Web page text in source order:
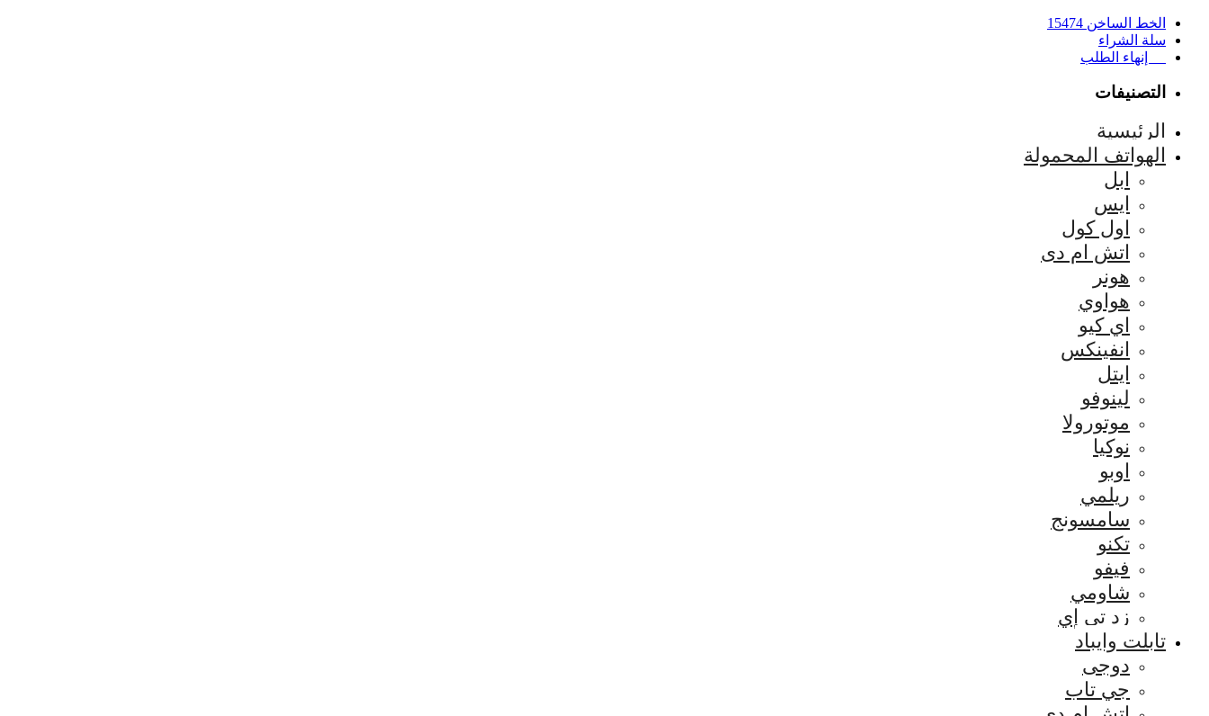
الخط الساخن 15474
سلة الشراء
إنهاء الطلب
التصنيفات
الرئيسية
الهواتف المحمولة
ابل
ايس
اول كول
اتش ام دى
هونر
هواوي
اي كيو
انفينكس
ايتل
لينوفو
موتورولا
نوكيا
اوبو
ريلمي
سامسونج
تكنو
فيفو
شاومي
زد تي إي
تابلت وايباد
دوجى
جي تاب